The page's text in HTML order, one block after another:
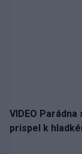
VIDEO
prispel k